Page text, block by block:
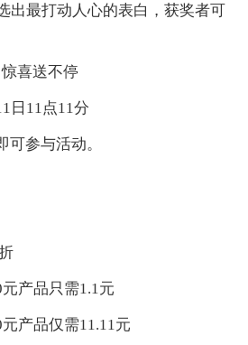
出最打动人心的表白，获奖者可
喜送不停
日11点11分
可参与活动。
产品只需1.1元
产品仅需11.11元